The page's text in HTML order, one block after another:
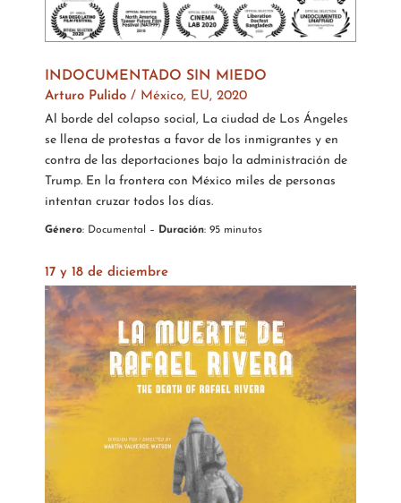
INDOCUMENTADO SIN MIEDO
Arturo Pulido / México, EU, 2020
Al borde del colapso social, La ciudad de Los Ángeles
se llena de protestas a favor de los inmigrantes y en
contra de las deportaciones bajo la administración de
Trump. En la frontera con México miles de personas
intentan cruzar todos los días.
Género: Documental – Duración: 95 minutos
17 y 18 de diciembre